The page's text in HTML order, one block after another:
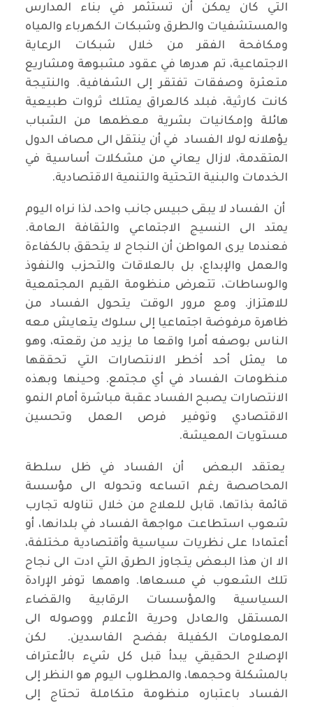
التي كان يمكن أن تستثمر في بناء المدارس
والمستشفيات والطرق وشبكات الكهرباء والمياه
ومكافحة الفقر من خلال شبكات الرعاية
الاجتماعية، تم هدرها في عقود مشبوهة ومشاريع
متعثرة وصفقات تفتقر إلى الشفافية. والنتيجة
كانت كارثية، فبلد كالعراق يمتلك ثروات طبيعية
هائلة وإمكانيات بشرية معظمها من الشباب
يؤهلانه لولا الفساد في أن ينتقل الى مصاف الدول
المتقدمة، لازال يعاني من مشكلات أساسية في
الخدمات والبنية التحتية والتنمية الاقتصادية.
أن الفساد لا يبقى حبيس جانب واحد، لذا نراه اليوم
يمتد الى النسيج الاجتماعي والثقافة العامة.
فعندما يرى المواطن أن النجاح لا يتحقق بالكفاءة
والعمل والإبداع، بل بالعلاقات والتحزب والنفوذ
والوساطات، تتعرض منظومة القيم المجتمعية
للاهتزاز. ومع مرور الوقت يتحول الفساد من
ظاهرة مرفوضة اجتماعيا إلى سلوك يتعايش معه
الناس بوصفه أمرا واقعا ما يزيد من رقعته، وهو
ما يمثل أحد أخطر الانتصارات التي تحققها
منظومات الفساد في أي مجتمع. وحينها وبهذه
الانتصارات يصبح الفساد عقبة مباشرة أمام النمو
الاقتصادي وتوفير فرص العمل وتحسين
مستويات المعيشة.
يعتقد البعض أن الفساد في ظل سلطة
المحاصصة رغم اتساعه وتحوله الى مؤسسة
قائمة بذاتها، قابل للعلاج من خلال تناوله تجارب
شعوب استطاعت مواجهة الفساد في بلدانها، أو
أعتمادا على نظريات سياسية وأقتصادية مختلفة،
الا ان هذا البعض يتجاوز الطرق التي ادت الى نجاح
تلك الشعوب في مسعاها. واهمها توفر الإرادة
السياسية والمؤسسات الرقابية والقضاء
المستقل والعادل وحرية الأعلام ووصوله الى
المعلومات الكفيلة بفضح الفاسدين. لكن
الإصلاح الحقيقي يبدأ قبل كل شيء بالأعتراف
بالمشكلة وحجمها، والمطلوب اليوم هو النظر إلى
الفساد باعتباره منظومة متكاملة تحتاج إلى